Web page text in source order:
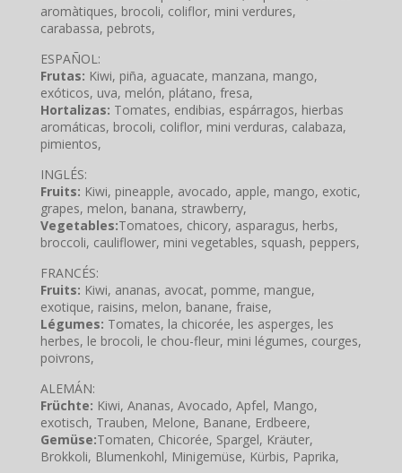
aromàtiques, brocoli, coliflor, mini verdures,
carabassa, pebrots,
ESPAÑOL:
Frutas: Kiwi, piña, aguacate, manzana, mango,
exóticos, uva, melón, plátano, fresa,
Hortalizas: Tomates, endibias, espárragos, hierbas
aromáticas, brocoli, coliflor, mini verduras, calabaza,
pimientos,
INGLÉS:
Fruits: Kiwi, pineapple, avocado, apple, mango, exotic,
grapes, melon, banana, strawberry,
Vegetables:Tomatoes, chicory, asparagus, herbs,
broccoli, cauliflower, mini vegetables, squash, peppers,
FRANCÉS:
Fruits: Kiwi, ananas, avocat, pomme, mangue,
exotique, raisins, melon, banane, fraise,
Légumes: Tomates, la chicorée, les asperges, les
herbes, le brocoli, le chou-fleur, mini légumes, courges,
poivrons,
ALEMÁN:
Früchte: Kiwi, Ananas, Avocado, Apfel, Mango,
exotisch, Trauben, Melone, Banane, Erdbeere,
Gemüse:Tomaten, Chicorée, Spargel, Kräuter,
Brokkoli, Blumenkohl, Minigemüse, Kürbis, Paprika,